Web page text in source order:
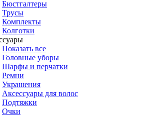
Бюстгалтеры
Трусы
Комплекты
Колготки
Показать все
Головные уборы
Шарфы и перчатки
Ремни
Украшения
Аксессуары для волос
Подтяжки
Очки